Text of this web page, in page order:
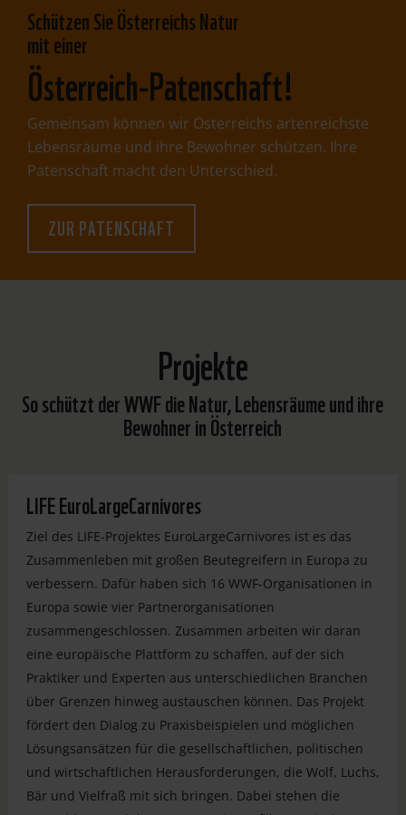
​Schützen Sie Österreichs Natur
mit einer
Österreich-Patenschaft!
Gemeinsam können wir Österreichs artenreichste
Lebensräume und ihre Bewohner schützen. Ihre
Patenschaft macht den Unterschied.
ZUR PATENSCHAFT
Projekte
So schützt der WWF die Natur, Lebensräume und ihre
Bewohner in Österreich
LIFE EuroLargeCarnivores
Ziel des LIFE-Projektes EuroLargeCarnivores ist es das
Zusammenleben mit großen Beutegreifern in Europa zu
verbessern. Dafür haben sich 16 WWF-Organisationen in
Europa sowie vier Partnerorganisationen
zusammengeschlossen. Zusammen arbeiten wir daran
eine europäische Plattform zu schaffen, auf der sich
Praktiker und Experten aus unterschiedlichen Branchen
über Grenzen hinweg austauschen können. Das Projekt
fördert den Dialog zu Praxisbeispielen und möglichen
Lösungsansätzen für die gesellschaftlichen, politischen
und wirtschaftlichen Herausforderungen, die Wolf, Luchs,
Bär und Vielfraß mit sich bringen. Dabei stehen die